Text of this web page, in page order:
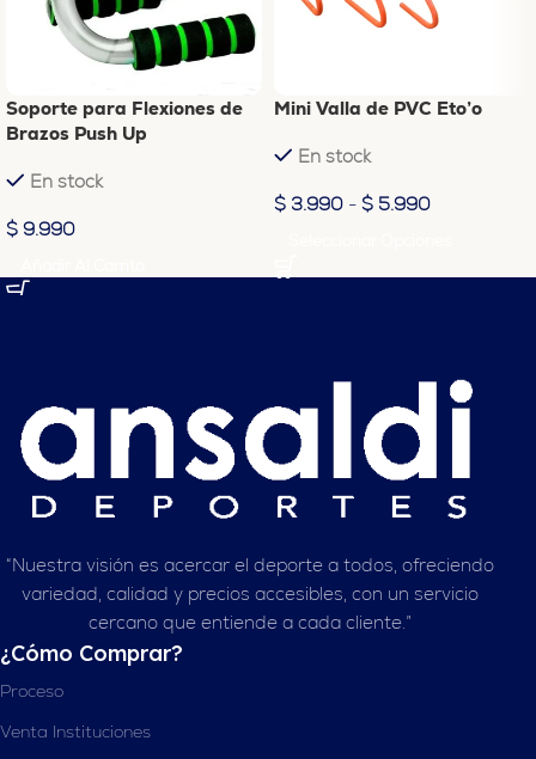
Soporte para Flexiones de
Brazos Push Up
En stock
$ 9.990
Mini Valla de PVC Eto’o
En stock
$ 3.990 - $ 5.990
“Nuestra visión es acercar el deporte a todos, ofreciendo
variedad, calidad y precios accesibles, con un servicio
cercano que entiende a cada cliente.”
¿Cómo Comprar?
Proceso
Venta Instituciones